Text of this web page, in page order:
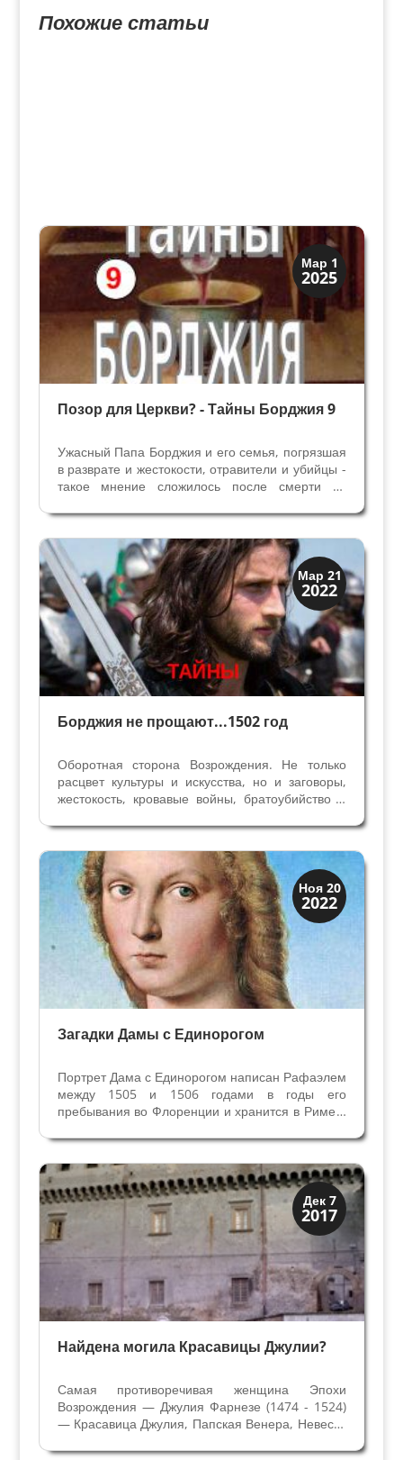
Похожие статьи
Мар 1
2025
Загадки прошлого
История
Позор для Церкви? - Тайны Борджия 9
Ужасный Папа Борджия и его семья, погрязшая
в разврате и жестокости, отравители и убийцы -
такое мнение сложилось после смерти во
Кардиналу делла Ровере, ставшим Папой
Юлием 2. Иоанн 12, миниатюра, Кодекс
Palatinus Germanicus, ок...
Мар 21
2022
Династии
Заговоры и войны
Борджия не прощают...1502 год
Оборотная сторона Возрождения. Не только
расцвет культуры и искусства, но и заговоры,
жестокость, кровавые войны, братоубийство и
помог Джампаоло Бальони в Перудже стать
Синьором города во время заговора
Грифоннетто Бальони...
Ноя 20
2022
Искусство
Тайны картин
Загадки Дамы с Единорогом
Портрет Дама с Единорогом написан Рафаэлем
между 1505 и 1506 годами в годы его
пребывания во Флоренции и хранится в Риме в
дамы, присутствие мифологического животного
и несколько этапов создания шедевра
вызывают желание...
Дек 7
2017
Загадки прошлого
История
Найдена могила Красавицы Джулии?
Самая противоречивая женщина Эпохи
Возрождения — Джулия Фарнезе (1474 - 1524)
— Красавица Джулия, Папская Венера, Невеста